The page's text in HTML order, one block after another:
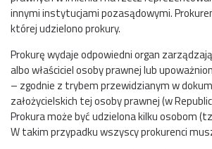
innymi instytucjami pozasądowymi.
której udzielono prokury.
Prokurę wydaje odpowiedni organ
albo właściciel osoby prawnej lub
– zgodnie z trybem przewidzianym w
założycielskich tej osoby prawnej (w
Prokura może być udzielona kilku osobom
W takim przypadku wszyscy prokurenci